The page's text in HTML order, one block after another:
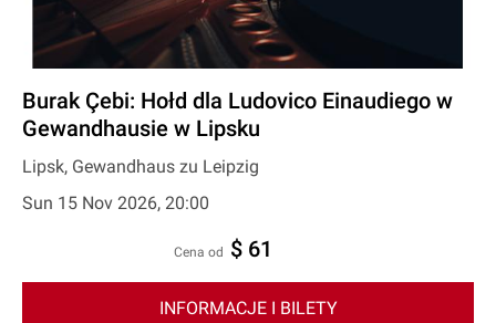
Burak Çebi: Hołd dla Ludovico Einaudiego w
Gewandhausie w Lipsku
Lipsk, Gewandhaus zu Leipzig
Sun 15 Nov 2026, 20:00
cena od $ 61
INFORMACJE I BILETY